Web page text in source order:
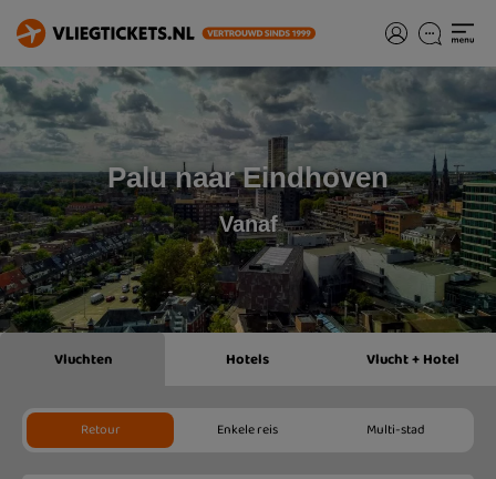
Palu naar Eindhoven
Vanaf